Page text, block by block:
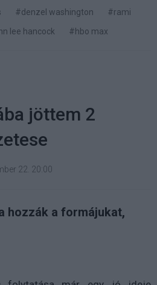
#denzel washington
#rami
lee hancock #hbo max
jöttem 2
22. 20:00
hozzák a formájukat,